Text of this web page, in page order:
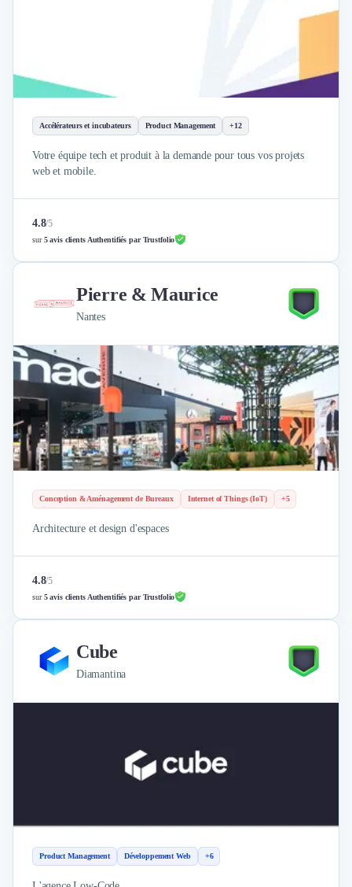
Accélérateurs et incubateurs Product Management +12
Votre équipe tech et produit à la demande pour tous vos projets
web et mobile.
4.8/5
sur5 avis clients Authentifiés par Trustfolio
Pierre & Maurice
Nantes
Conception & Aménagement de Bureaux Internet of Things (IoT) +5
Architecture et design d'espaces
4.8/5
sur5 avis clients Authentifiés par Trustfolio
Cube
Diamantina
Product Management Développement Web +6